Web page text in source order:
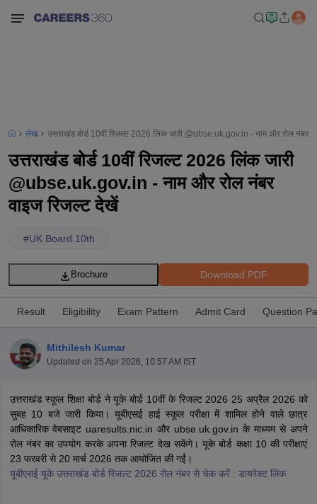
Time Table 2026
12th Supplementary Result 2026Kerala Plus Two SAY Result 2026
Marksheet 2026 CBSE Second Board Result 2026 Roll Number
HS Result 2026 CBSE Class 12 Result Link 2026
CBSE 10th Science Question Paper 2026 Second ExamCBSE 10th
SSLCKarnataka SSLCUK Board 10thGoa Board SSCPSEB 10th
लेख उत्तराखंड बोर्ड 10वीं रिजल्ट 2026 लिंक जारी @ubse.uk.gov.in - नाम और रोल नंबर
उत्तराखंड बोर्ड 10वीं रिजल्ट 2026 लिंक जारी
@ubse.uk.gov.in - नाम और रोल नंबर
वाइज रिजल्ट देखें
#UK Board 10th
Download PDF
Brochure
Result Eligibility Exam Pattern Admit Card Question
Mithilesh Kumar
Updated on 25 Apr 2026, 10:57 AM IST
उत्तराखंड स्कूल शिक्षा बोर्ड ने यूके बोर्ड 10वीं के रिजल्ट 2026 25 अप्रैल 2026 को
सुबह 10 बजे जारी किया। यूबीएसई हाई स्कूल परीक्षा में शामिल होने वाले छात्र
आधिकारिक वेबसाइट uaresults.nic.in और ubse.uk.gov.in के माध्यम से अपने
रोल नंबर का उपयोग करके अपना रिजल्ट देख सकेंगे। यूके बोर्ड कक्षा 10 की परीक्षाएं
23 फरवरी से 20 मार्च 2026 तक आयोजित की गईं।
यूबीएसई यूके उत्तराखंड बोर्ड रिजल्ट 2026 रोल नंबर से चेक करें : डायरेक्ट लिंक